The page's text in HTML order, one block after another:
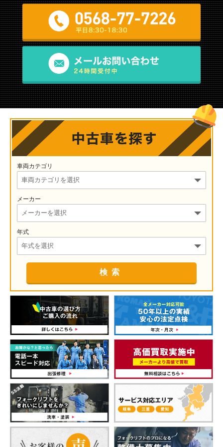
車両カテゴリ
メーカー
年式
検索